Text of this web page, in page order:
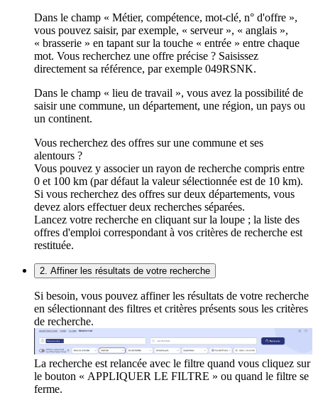
Dans le champ « Métier, compétence, mot-clé, n° d'offre »,
vous pouvez saisir, par exemple, « serveur », « anglais »,
« brasserie » en tapant sur la touche « entrée » entre chaque
mot. Vous recherchez une offre précise ? Saisissez
directement sa référence, par exemple 049RSNK.
Dans le champ « lieu de travail », vous avez la possibilité de
saisir une commune, un département, une région, un pays ou
un continent.
Vous recherchez des offres sur une commune et ses
alentours ?
Vous pouvez y associer un rayon de recherche compris entre
0 et 100 km (par défaut la valeur sélectionnée est de 10 km).
Si vous recherchez des offres sur deux départements, vous
devez alors effectuer deux recherches séparées.
Lancez votre recherche en cliquant sur la loupe ; la liste des
offres d'emploi correspondant à vos critères de recherche est
restituée.
2. Affiner les résultats de votre recherche
Si besoin, vous pouvez affiner les résultats de votre recherche
en sélectionnant des filtres et critères présents sous les critères
de recherche.
La recherche est relancée avec le filtre quand vous cliquez sur
le bouton « APPLIQUER LE FILTRE » ou quand le filtre se
ferme.